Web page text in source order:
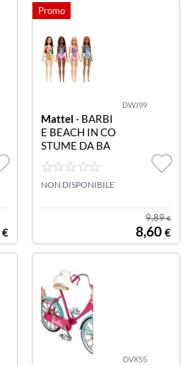
€
DWJ99
Mattel - BARBI
E BEACH IN CO
STUME DA BA
GNO! ASS.TO D
WJ99 Barbie Be
ach Ass.to
NON DISPONIBILE
9,89€
8,60 €
DVX55